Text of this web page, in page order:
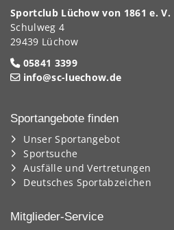
Sportclub Lüchow von 1861 e. V.
Schulweg 4
29439 Lüchow
05841 3399
info@sc-luechow.de
Sportangebote finden
Unser Sportangebot
Sportsuche
Ausfälle und Vertretungen
Deutsches Sportabzeichen
Mitglieder-Service